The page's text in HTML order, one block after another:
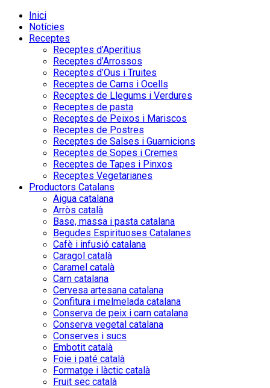
Inici
Notícies
Receptes
Receptes d’Aperitius
Receptes d’Arrossos
Receptes d’Ous i Truites
Receptes de Carns i Ocells
Receptes de Llegums i Verdures
Receptes de pasta
Receptes de Peixos i Mariscos
Receptes de Postres
Receptes de Salses i Guarnicions
Receptes de Sopes i Cremes
Receptes de Tapes i Pinxos
Receptes Vegetarianes
Productors Catalans
Aigua catalana
Arròs català
Base, massa i pasta catalana
Begudes Espirituoses Catalanes
Cafè i infusió catalana
Caragol català
Caramel català
Carn catalana
Cervesa artesana catalana
Confitura i melmelada catalana
Conserva de peix i carn catalana
Conserva vegetal catalana
Conserves i sucs
Embotit català
Foie i paté català
Formatge i làctic català
Fruit sec català